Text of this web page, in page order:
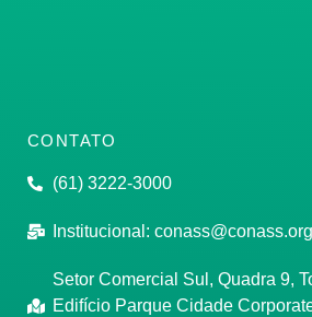
CONTATO
(61) 3222-3000
Institucional:
Setor Comercial Sul, Quadra 9,
Edifício Parque Cidade